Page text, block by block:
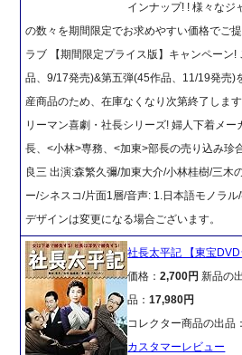
インナップ! ! 様々なジ
の数々を期間限定でお求めやすい価格でご
ラブ 【期間限定プライス版】キャンペーン
品、9/17発売)&第五弾(45作品、11/19発売)
産商品のため、在庫なくなり次第終了しま
リーマン喜劇・社長シリーズ! 婦人下着メー
長、<小林>専務、<加東>部長の売り込み珍
良三 出演:森繁久彌/加東大介/小林桂樹/三木
ー/シネスコ/片面1層/音声: 1.日本語モノラル
デザインは変更になる場合ございます。
社長太平記 【東宝DVD
価格：2,700円新品の
品：17,980円
コレクター商品の出品
カスタマーレビュー